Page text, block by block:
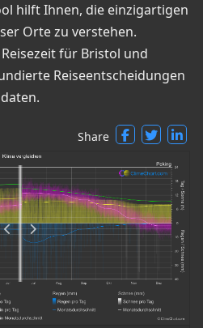
hilft Ihnen, die einzigartigen
Orte zu verstehen.
für Bristol und
Reiseentscheidungen
Share